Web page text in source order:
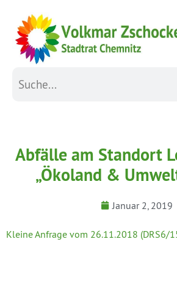
Abfälle am Standort
„Ökoland &
Januar 2, 2019
Kleine Anfrage vom 26.11.2018 (DRS6/